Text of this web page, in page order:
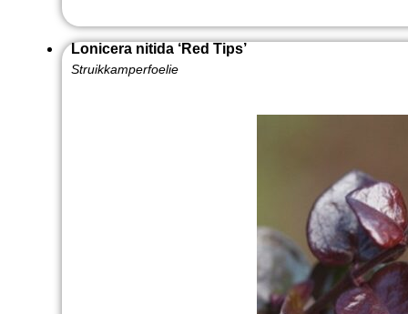
Lonicera nitida ‘Red Tips’
Struikkamperfoelie